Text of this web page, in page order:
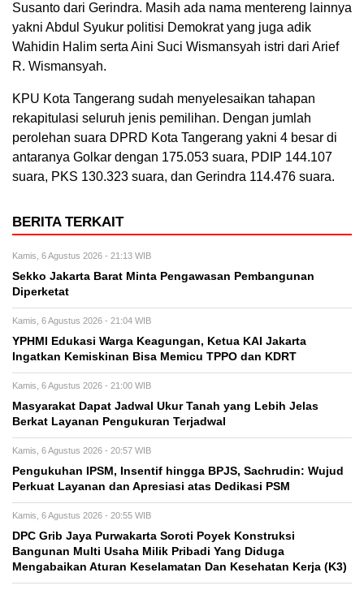
Susanto dari Gerindra. Masih ada nama mentereng lainnya
yakni Abdul Syukur politisi Demokrat yang juga adik
Wahidin Halim serta Aini Suci Wismansyah istri dari Arief
R. Wismansyah.
KPU Kota Tangerang sudah menyelesaikan tahapan
rekapitulasi seluruh jenis pemilihan. Dengan jumlah
perolehan suara DPRD Kota Tangerang yakni 4 besar di
antaranya Golkar dengan 175.053 suara, PDIP 144.107
suara, PKS 130.323 suara, dan Gerindra 114.476 suara.
BERITA TERKAIT
Kamis, 6 Agustus 2026 - 21:13 WIB
Sekko Jakarta Barat Minta Pengawasan Pembangunan
Diperketat
Kamis, 6 Agustus 2026 - 21:04 WIB
YPHMI Edukasi Warga Keagungan, Ketua KAI Jakarta
Ingatkan Kemiskinan Bisa Memicu TPPO dan KDRT
Kamis, 6 Agustus 2026 - 21:00 WIB
Masyarakat Dapat Jadwal Ukur Tanah yang Lebih Jelas
Berkat Layanan Pengukuran Terjadwal
Kamis, 6 Agustus 2026 - 20:57 WIB
Pengukuhan IPSM, Insentif hingga BPJS, Sachrudin: Wujud
Perkuat Layanan dan Apresiasi atas Dedikasi PSM
Kamis, 6 Agustus 2026 - 20:55 WIB
DPC Grib Jaya Purwakarta Soroti Poyek Konstruksi
Bangunan Multi Usaha Milik Pribadi Yang Diduga
Mengabaikan Aturan Keselamatan Dan Kesehatan Kerja (K3)